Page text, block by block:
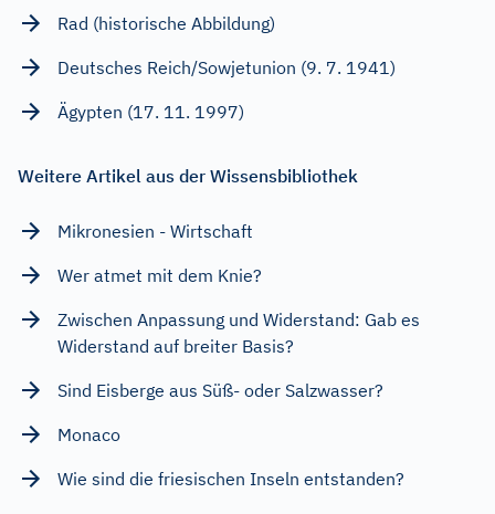
Rad (historische Abbildung)
Deutsches Reich/Sowjetunion (9. 7. 1941)
Ägypten (17. 11. 1997)
Weitere Artikel aus der Wissensbibliothek
Mikronesien - Wirtschaft
Wer atmet mit dem Knie?
Zwischen Anpassung und Widerstand: Gab es
Widerstand auf breiter Basis?
Sind Eisberge aus Süß- oder Salzwasser?
Monaco
Wie sind die friesischen Inseln entstanden?